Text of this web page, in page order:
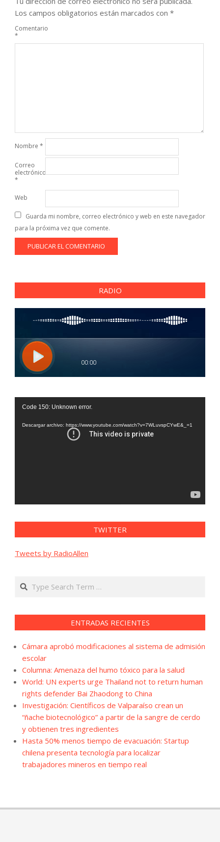
Los campos obligatorios están marcados con *
Comentario
*
Nombre *
Correo
electrónico
*
Web
Guarda mi nombre, correo electrónico y web en este navegador
para la próxima vez que comente.
RADIO
Reproductor
vídeo
Code 150: Unknown error.
Descargar archivo: https://www.youtube.com/watch?v=7WLuvspCYwE&_=1
TWITTER
Tweets by RadioAllen
Search
ENTRADAS RECIENTES
Cámara aprobó modificaciones al sistema de admisión
escolar
Columna: Amenaza del humo tóxico para la salud
World: UN experts urge Thailand not to return human
rights defender Bai Zhaodong to China
Investigación: Científicos de Valparaíso crean un
“ñache biotecnológico” a partir de la sangre de cerdo
y obtienen tres ingredientes
Hasta 50% menos tiempo de evacuación: Startup
chilena presenta tecnología para localizar
trabajadores mineros en tiempo real